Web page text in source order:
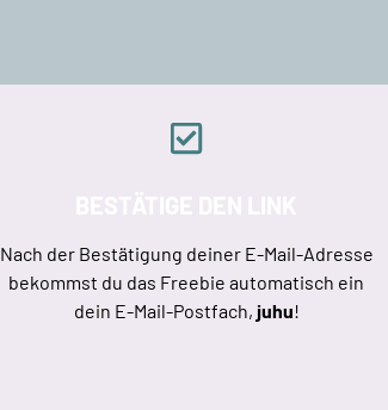
Nach der Bestätigung deiner E-Mail-Adresse
bekommst du das Freebie automatisch ein
dein E-Mail-Postfach, juhu!